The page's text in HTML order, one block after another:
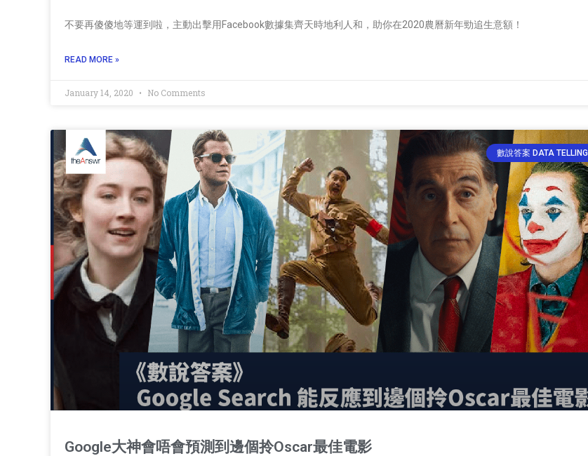
不要再傻傻地等運到啦，主動出擊用Facebook數據集齊天時地利人和，助你在2020農曆新年勁追生意額！
READ MORE »
January 14, 2020 No Comments
數說答案 DATA TELLING
Google大神會唔會預測到邊個拎Oscar最佳電影